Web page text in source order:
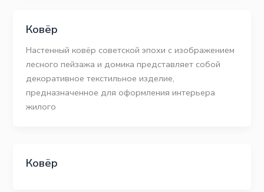
Ковёр
Настенный ковёр советской эпохи с изображением
лесного пейзажа и домика представляет собой
декоративное текстильное изделие,
предназначенное для оформления интерьера
жилого
Ковёр